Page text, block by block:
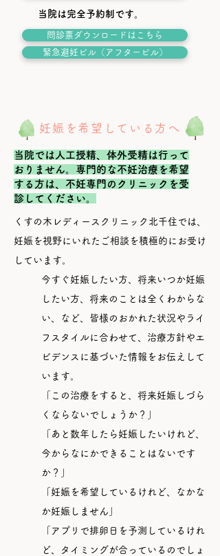
当院は完全予約制です。
問診票ダウンロードはこちら
緊急避妊ピル（アフターピル）
妊娠を希望している方へ
当院では人工授精、体外受精は行って
おりません。専門的な不妊治療を希望
する方は、不妊専門のクリニックを受
診してください。
くすの木レディースクリニック北千住では、
妊娠を視野にいれたご相談を積極的にお受け
しています。
今すぐ妊娠したい方、将来いつか妊娠
したい方、将来のことは全くわからな
い、など、皆様のおかれた状況やライ
フスタイルに合わせて、治療方針やエ
ビデンスに基づいた情報をお伝えして
います。
「この治療をすると、将来妊娠しづら
くならないでしょうか？」
「あと数年したら妊娠したいけれど、
今からなにかできることはないです
か？」
「妊娠を希望しているけれど、なかな
か妊娠しません」
「アプリで排卵日を予測しているけれ
ど、タイミングが合っているのでしょ